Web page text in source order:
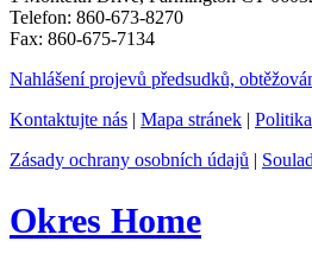
Telefon: 860-673-8270
Fax: 860-675-7134
Nahlášení projevů předsudků,
Kontaktujte nás | Mapa stránek |
Zásady ochrany osobních údajů |
Okres Home